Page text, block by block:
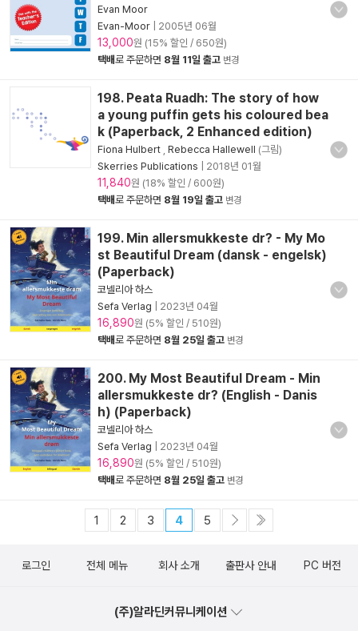
Evan Moor
Evan-Moor
2005년 06월
13,000원 (15% 할인 / 650원)
택배로 주문하면 8월 11일 출고 변경
198. Peata Ruadh: The story of how
a young puffin gets his coloured bea
k (Paperback, 2 Enhanced edition)
Fiona Hulbert Rebecca Hallewell (그림)
Skerries Publications
2018년 01월
11,840원 (18% 할인 / 600원)
택배로 주문하면 8월 19일 출고 변경
199. Min allersmukkeste dr? - My Mo
st Beautiful Dream (dansk - engelsk)
(Paperback)
코넬리아 하스
Sefa Verlag
2023년 04월
16,890원 (5% 할인 / 510원)
택배로 주문하면 8월 25일 출고 변경
200. My Most Beautiful Dream - Min
allersmukkeste dr? (English - Danis
h) (Paperback)
코넬리아 하스
Sefa Verlag
2023년 04월
16,890원 (5% 할인 / 510원)
택배로 주문하면 8월 25일 출고 변경
1 2 3 4 5
로그인 전체 메뉴 회사 소개 출판사 안내 PC 버전
(주)알라딘커뮤니케이션